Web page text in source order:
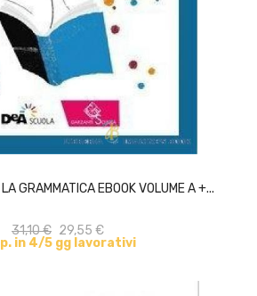
GRAMMATICA EBOOK VOLUME A +...
31,10 € 29,55 €
in 4/5 gg lavorativi